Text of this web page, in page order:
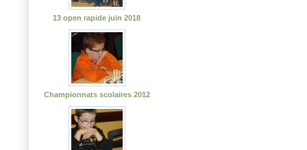
13 open rapide juin 2018
Championnats scolaires 2012